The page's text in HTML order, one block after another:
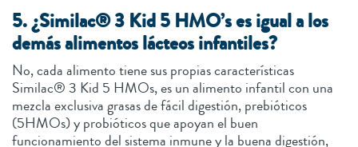
5. ¿Similac® 3 Kid 5 HMO’s es igual a los
demás alimentos lácteos infantiles?
No, cada alimento tiene sus propias características
Similac® 3 Kid 5 HMOs, es un alimento infantil con una
mezcla exclusiva grasas de fácil digestión, prebióticos
(5HMOs) y probióticos que apoyan el buen
funcionamiento del sistema inmune y la buena digestión,